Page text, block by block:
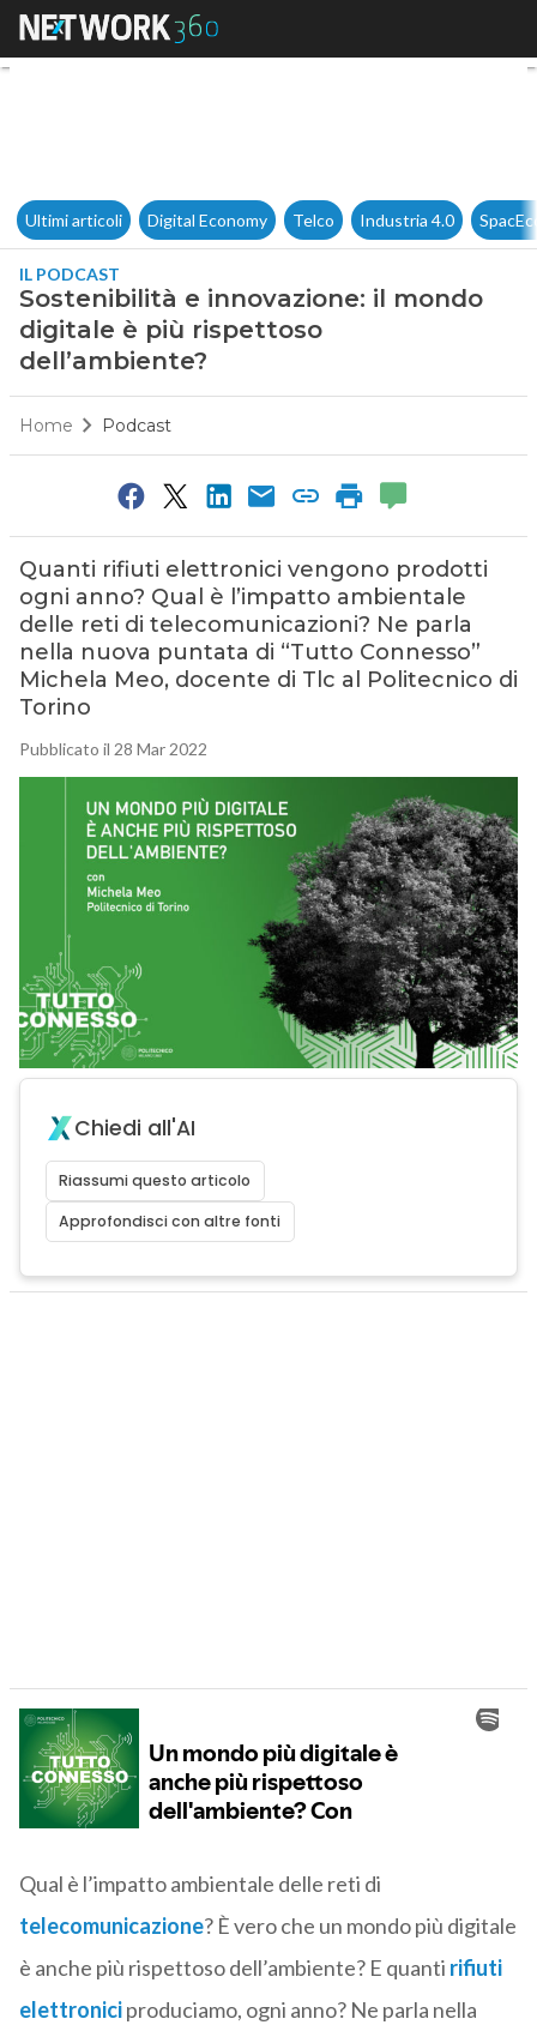
Sostenibilità e innovazione:
Ultimi articoli Digital Economy Telco Industria 4.0
IL PODCAST
Sostenibilità e innovazione: il mondo
digitale è più rispettoso
dell’ambiente?
Home Podcast
Quanti rifiuti elettronici vengono prodotti
ogni anno? Qual è l’impatto ambientale
delle reti di telecomunicazioni? Ne parla
nella nuova puntata di “Tutto Connesso”
Michela Meo, docente di Tlc al Politecnico di
Torino
Pubblicato il 28 Mar 2022
Chiedi all'AI
Riassumi questo articolo
Approfondisci con altre fonti
Qual è l’impatto ambientale delle reti di
telecomunicazione? È vero che un mondo più digitale
è anche più rispettoso dell’ambiente? E quanti rifiuti
elettroniciproduciamo, ogni anno? Ne parla nella